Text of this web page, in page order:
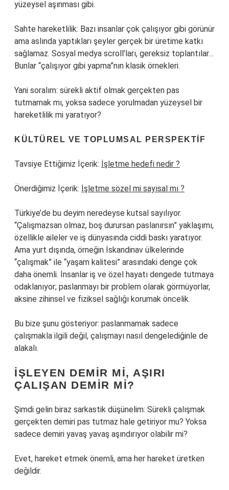
yüzeysel aşınması gibi.
Sahte hareketlilik: Bazı insanlar çok çalışıyor gibi görünür
ama aslında yaptıkları şeyler gerçek bir üretime katkı
sağlamaz. Sosyal medya scroll’ları, gereksiz toplantılar…
Bunlar “çalışıyor gibi yapma”nın klasik örnekleri.
Yani soralım: sürekli aktif olmak gerçekten pas
tutmamak mı, yoksa sadece yorulmadan yüzeysel bir
hareketlilik mi yaratıyor?
KÜLTÜREL VE TOPLUMSAL PERSPEKTIF
Tavsiye Ettiğimiz İçerik: İşletme hedefi nedir ?
Önerdiğimiz İçerik: İşletme sözel mi sayısal mı ?
Türkiye’de bu deyim neredeyse kutsal sayılıyor.
“Çalışmazsan olmaz, boş durursan paslanırsın” yaklaşımı,
özellikle aileler ve iş dünyasında ciddi baskı yaratıyor.
Ama yurt dışında, örneğin İskandinav ülkelerinde
“çalışmak” ile “yaşam kalitesi” arasındaki denge çok
daha önemli. İnsanlar iş ve özel hayatı dengede tutmaya
odaklanıyor; paslanmayı bir problem olarak görmüyorlar,
aksine zihinsel ve fiziksel sağlığı korumak öncelik.
Bu bize şunu gösteriyor: paslanmamak sadece
çalışmakla ilgili değil, çalışmayı nasıl dengelediğinle de
alakalı.
İŞLEYEN DEMIR MI, AŞIRI
ÇALIŞAN DEMIR MI?
Şimdi gelin biraz sarkastik düşünelim: Sürekli çalışmak
gerçekten demiri pas tutmaz hale getiriyor mu? Yoksa
sadece demiri yavaş yavaş aşındırıyor olabilir mi?
Evet, hareket etmek önemli, ama her hareket üretken
değildir.